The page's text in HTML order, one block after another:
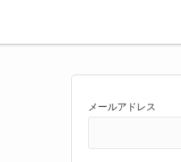
メールアドレス